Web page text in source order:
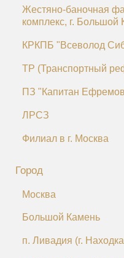
Жестяно-баночная
комплекс, г. Большой
КРКПБ "Всеволод
ТР (Транспортный
ПЗ "Капитан
ЛРСЗ
Филиал в г. Москва
Город
Москва
Большой Камень
п. Ливадия (г.